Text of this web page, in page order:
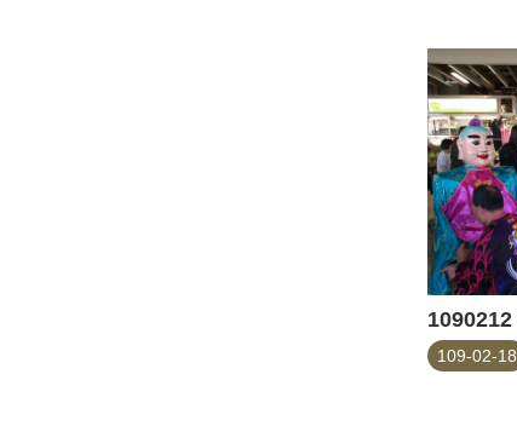
109-02-18